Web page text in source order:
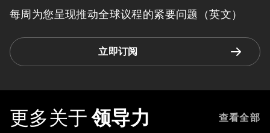
每周为您呈现推动全球议程的紧要问题（英文）
立即订阅
更多关于 领导力 查看全部